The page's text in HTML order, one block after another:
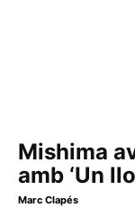
Mishima
amb ‘Un
Marc Clapés